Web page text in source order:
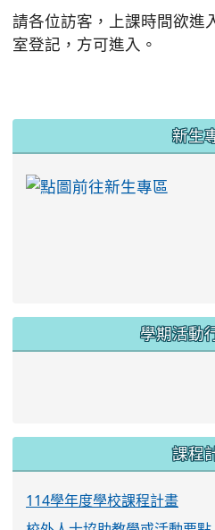
請各位訪客，上課時間欲進
室登記，方可進入。
::: 新生
學期活動
課程
114學年度學校課程計畫
校外人士協助教學或活動要點